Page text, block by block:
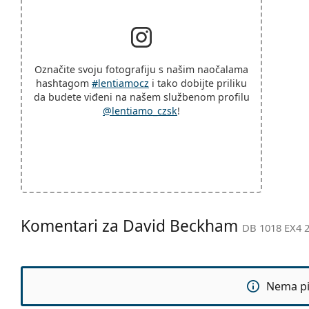
Označite svoju fotografiju s našim naočalama
hashtagom #lentiamocz i tako dobijte priliku
da budete viđeni na našem službenom profilu
@lentiamo_czsk!
Komentari za David Beckham DB 1018 EX4
Nema